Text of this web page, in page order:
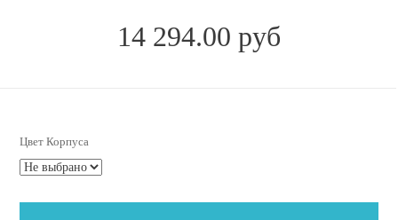
14 294.00 руб
Цвет Корпуса